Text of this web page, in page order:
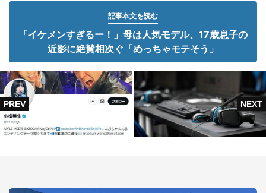
記事本文を読む
「イケメンすぎるー！」母は人気モデル、17歳息子の
近影に絶賛相次ぐ「めっちゃモテそう」